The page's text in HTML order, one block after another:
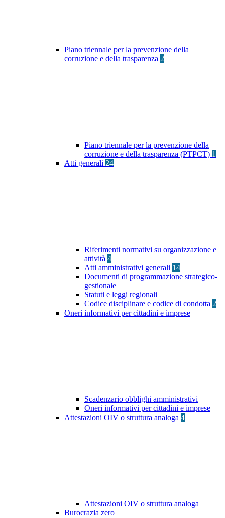
Piano triennale per la prevenzione della
corruzione e della trasparenza 2
Piano triennale per la prevenzione della
corruzione e della trasparenza (PTPCT) 1
Atti generali 24
Riferimenti normativi su organizzazione e
attività 4
Atti amministrativi generali 14
Documenti di programmazione strategico-
gestionale
Statuti e leggi regionali
Codice disciplinare e codice di condotta 2
Oneri informativi per cittadini e imprese
Scadenzario obblighi amministrativi
Oneri informativi per cittadini e imprese
Attestazioni OIV o struttura analoga 4
Attestazioni OIV o struttura analoga
Burocrazia zero